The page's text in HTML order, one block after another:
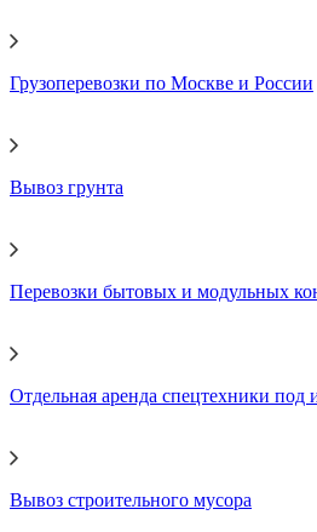
Грузоперевозки по Москве и России
Вывоз грунта
Перевозки бытовых и модульных
Отдельная аренда спецтехники под
Вывоз строительного мусора